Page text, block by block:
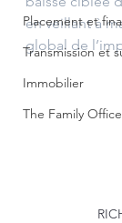
Placement et
Transmission et
Immobilier
The Family Office
en veillant à
global de